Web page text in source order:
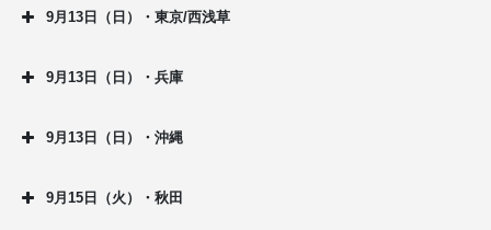
9月13日（日）・東京/西浅草
9月13日（日）・兵庫
9月13日（日）・沖縄
9月15日（火）・秋田